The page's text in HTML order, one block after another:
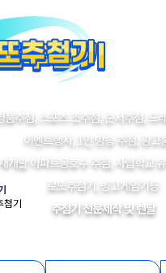
첨기
품추첨, 스포츠 조추첨, 순서추첨, 드
이벤트행사, 1인 방송 추첨, 광고
재개발 아파트동호수 추첨, 사립학교
로또추첨기, 빙고게임기등
추첨기 전문제작 및 렌탈